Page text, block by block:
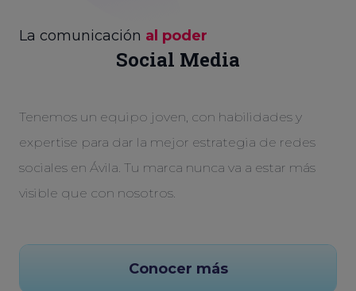
La comunicación al poder
Social Media
Tenemos un equipo joven, con habilidades y
expertise para dar la mejor estrategia de redes
sociales en Ávila. Tu marca nunca va a estar más
visible que con nosotros.
Conocer más